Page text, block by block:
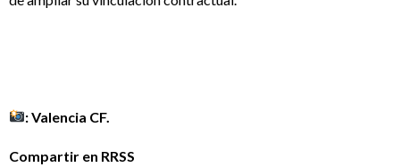
: Valencia CF.
Compartir en RRSS